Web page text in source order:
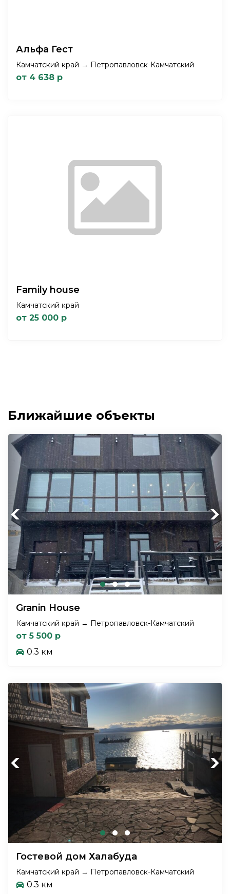
Альфа Гест
Камчатский край → Петропавловск-Камчатский
от 4 638 р
Family house
Камчатский край
от 25 000 р
Ближайшие объекты
Previous Next
Granin House
Камчатский край → Петропавловск-Камчатский
от 5 500 р
0.3 км
Previous Next
Гостевой дом Халабуда
Камчатский край → Петропавловск-Камчатский
0.3 км